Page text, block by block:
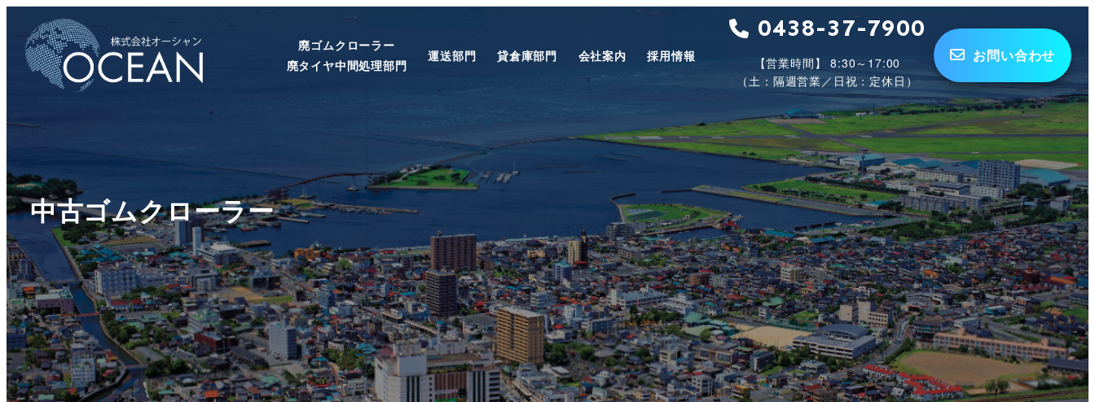
廃ゴムクローラー
廃タイヤ中間処理部門
運送部門 貸倉庫部門 会社案内 採用情報
0438-37-7900
【営業時間】 8:30～17:00
（土：隔週営業／日祝：定休日）
お問い合わせ
中古ゴムクローラー